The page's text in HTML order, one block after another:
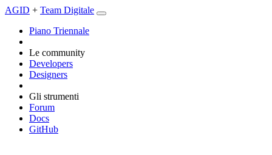
AGID + Team Digitale
Piano Triennale
Le community
Developers
Designers
Gli strumenti
Forum
Docs
GitHub